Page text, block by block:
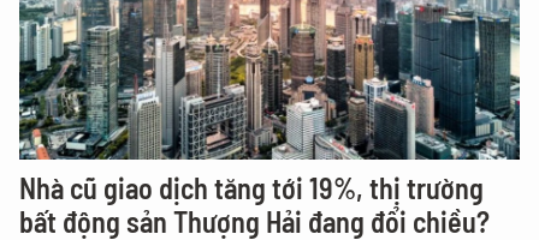
Nhà cũ giao dịch tăng tới 19%, thị trường
bất động sản Thượng Hải đang đổi chiều?